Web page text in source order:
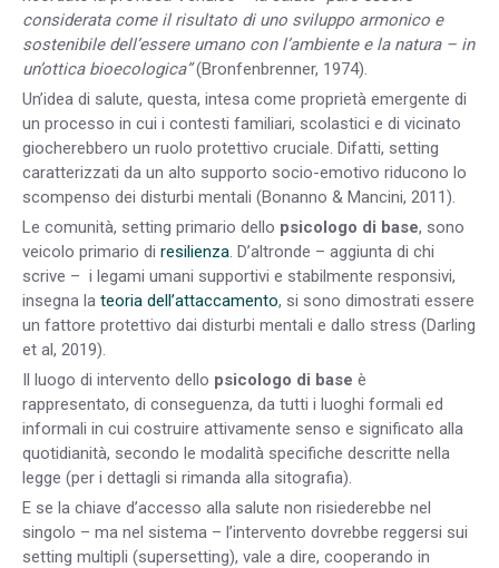
considerata come il risultato di uno sviluppo armonico e
sostenibile dell’essere umano con l’ambiente e la natura – in
un’ottica bioecologica”(Bronfenbrenner, 1974).
Un’idea di salute, questa, intesa come proprietà emergente di
un processo in cui i contesti familiari, scolastici e di vicinato
giocherebbero un ruolo protettivo cruciale. Difatti, setting
caratterizzati da un alto supporto socio-emotivo riducono lo
scompenso dei disturbi mentali (Bonanno & Mancini, 2011).
Le comunità, setting primario dello psicologo di base, sono
veicolo primario di resilienza. D’altronde – aggiunta di chi
scrive – i legami umani supportivi e stabilmente responsivi,
insegna la teoria dell’attaccamento, si sono dimostrati essere
un fattore protettivo dai disturbi mentali e dallo stress (Darling
et al, 2019).
Il luogo di intervento dello psicologo di base è
rappresentato, di conseguenza, da tutti i luoghi formali ed
informali in cui costruire attivamente senso e significato alla
quotidianità, secondo le modalità specifiche descritte nella
legge (per i dettagli si rimanda alla sitografia).
E se la chiave d’accesso alla salute non risiederebbe nel
singolo – ma nel sistema – l’intervento dovrebbe reggersi sui
setting multipli (supersetting), vale a dire, cooperando in